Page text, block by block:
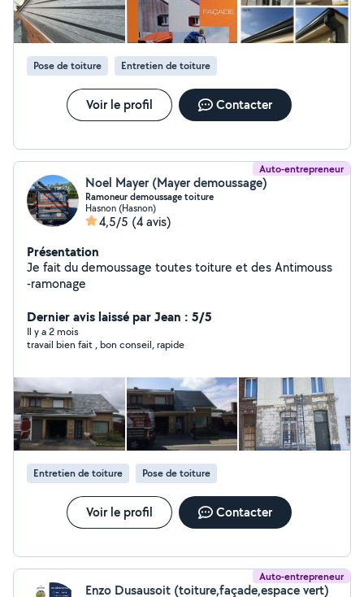
Pose de toiture Entretien de toiture
Voir le profil Contacter
Auto-entrepreneur
Noel Mayer (Mayer demoussage)
Ramoneur demoussage toiture
Hasnon (Hasnon)
4,5/5 (4 avis)
Présentation
Je fait du demoussage toutes toiture et des Antimouss
-ramonage
Dernier avis laissé par Jean : 5/5
Il y a 2 mois
travail bien fait , bon conseil, rapide
Entretien de toiture Pose de toiture
Voir le profil Contacter
Auto-entrepreneur
Enzo Dusausoit (toiture,façade,espace vert)